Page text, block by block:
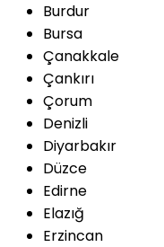
Burdur
Bursa
Çanakkale
Çankırı
Çorum
Denizli
Diyarbakır
Düzce
Edirne
Elazığ
Erzincan